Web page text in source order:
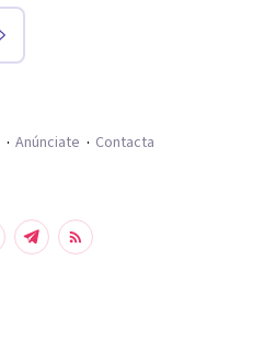
Anúnciate Contacta